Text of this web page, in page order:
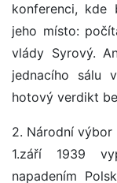
konferenci, kde
jeho místo:
vlády Syrový.
jednacího sálu
hotový verdikt
2. Národní výbor
1.září 1939
napadením